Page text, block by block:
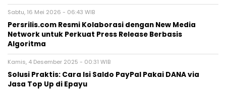
Sabtu, 16 Mei 2026 - 06:43 WIB
Persrilis.com Resmi Kolaborasi dengan New Media
Network untuk Perkuat Press Release Berbasis
Algoritma
Kamis, 4 Desember 2025 - 00:31 WIB
Solusi Praktis: Cara Isi Saldo PayPal Pakai DANA via
Jasa Top Up di Epayu